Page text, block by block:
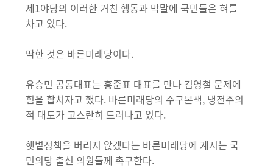
제1야당의 이러한 거친 행동과 막말에 국민들은 혀를
차고 있다.
딱한 것은 바른미래당이다.
유승민 공동대표는 홍준표 대표를 만나 김영철 문제에
힘을 합치자고 했다. 바른미래당의 수구본색, 냉전주의
적 태도가 고스란히 드러나고 있다.
햇볕정책을 버리지 않겠다는 바른미래당에 계시는 국
민의당 출신 의원들께 촉구한다.